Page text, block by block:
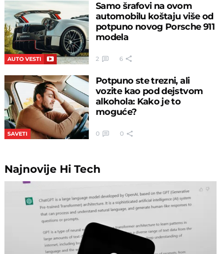
AUTO VESTI
Samo šrafovi na ovom
automobilu koštaju više od
potpuno novog Porsche 911
modela
2 6
SAVETI
Potpuno ste trezni, ali
vozite kao pod dejstvom
alkohola: Kako je to
moguće?
0 0
Najnovije Hi Tech